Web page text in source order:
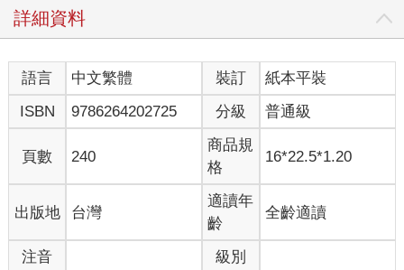
鳥類在發生意外時有可能會振翅飛離，讓飼主感到驚慌失措，甚
至緊張得嚎啕大哭而無法冷靜尋找愛鳥。為了避免這種情況，建
議在決定飼養時，就先做好「鳥兒可能會飛走」的心理準備，保
持危機意識並謹慎預防。
一旦帶鳥兒踏出家門，就有機會遇到突發狀況，最常見的便是受
到「高空風向」影響，讓鳥寶在受到驚嚇時順著風向被帶走。我
們在養鳥時切記要小心謹慎，若是遇到任何意料之外的問題，也
較能沉著冷靜地處理。
養鳥之前，也應該先為可能發生的高額醫療花費做好心理準備。
寵物的醫療保險系統不像人類如此完善，也沒有全民健保，就醫
費用相對高出許多。且鳥類屬於被視為非犬貓的「特殊寵物」，
相關的獸醫院數量較少且不易尋得，犬貓獸醫院的設備儀器也未
必適用於鳥類。因此，建議在飼養鳥寶之前，先了解住家附近是
詳細資料
語言 中文繁體 裝訂
紙本平裝
ISBN
9786264202725 分級 普通級
頁數 240
商品規
格
16*22.5*1.20
出版地 台灣
適讀年
齡
全齡適讀
注音 級別